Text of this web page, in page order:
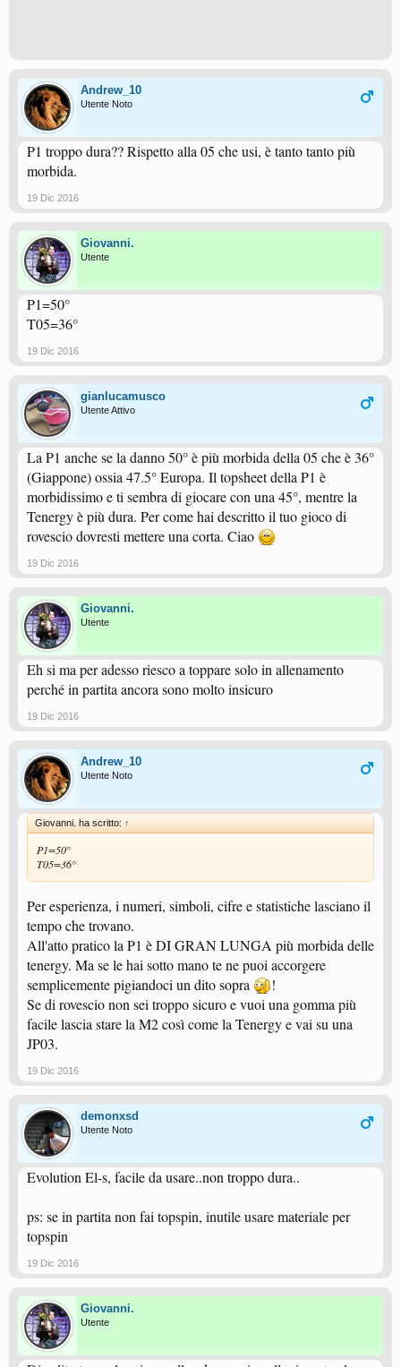
Andrew_10
Utente Noto
P1 troppo dura?? Rispetto alla 05 che usi, è tanto tanto più
morbida.
19 Dic 2016
Giovanni.
Utente
P1=50°
T05=36°
19 Dic 2016
gianlucamusco
Utente Attivo
La P1 anche se la danno 50° è più morbida della 05 che è 36°
(Giappone) ossia 47.5° Europa. Il topsheet della P1 è
morbidissimo e ti sembra di giocare con una 45°, mentre la
Tenergy è più dura. Per come hai descritto il tuo gioco di
rovescio dovresti mettere una corta. Ciao
19 Dic 2016
Giovanni.
Utente
Eh si ma per adesso riesco a toppare solo in allenamento
perché in partita ancora sono molto insicuro
19 Dic 2016
Andrew_10
Utente Noto
Giovanni. ha scritto: ↑
P1=50°
T05=36°
Per esperienza, i numeri, simboli, cifre e statistiche lasciano il
tempo che trovano.
All'atto pratico la P1 è DI GRAN LUNGA più morbida delle
tenergy. Ma se le hai sotto mano te ne puoi accorgere
semplicemente pigiandoci un dito sopra
!
Se di rovescio non sei troppo sicuro e vuoi una gomma più
facile lascia stare la M2 così come la Tenergy e vai su una
JP03.
19 Dic 2016
demonxsd
Utente Noto
Evolution El-s, facile da usare..non troppo dura..
ps: se in partita non fai topspin, inutile usare materiale per
topspin
19 Dic 2016
Giovanni.
Utente